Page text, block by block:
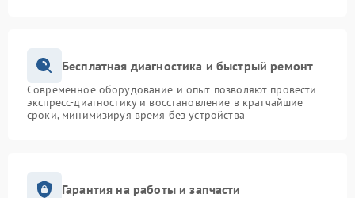
Бесплатная диагностика и быстрый ремонт
Современное оборудование и опыт позволяют провести
экспресс-диагностику и восстановление в кратчайшие
сроки, минимизируя время без устройства
Гарантия на работы и запчасти